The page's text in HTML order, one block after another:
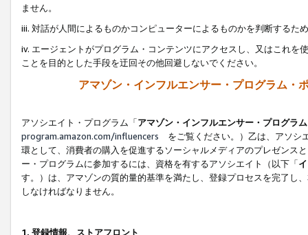
ません。
iii. 対話が人間によるものかコンピューターによるものかを判断するた
iv. エージェントがプログラム・コンテンツにアクセスし、又はこれ
ことを目的とした手段を迂回その他回避しないでください。
アマゾン・インフルエンサー・プログラム・
アソシエイト・プログラム「アマゾン・インフルエンサー・プログラム
program.amazon.com/influencers をご覧ください。）乙は、アソシ
環として、消費者の購入を促進するソーシャルメディアのプレゼンス
ー・プログラムに参加するには、資格を有するアソシエイト（以下「
す。）は、アマゾンの質的量的基準を満たし、登録プロセスを完了し、
しなければなりません。
1. 登録情報、ストアフロント